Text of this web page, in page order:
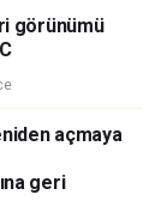
görünümü
açmaya
geri